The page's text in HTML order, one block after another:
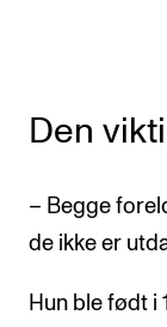
Den
– Begge
de ikke er
Hun ble født i